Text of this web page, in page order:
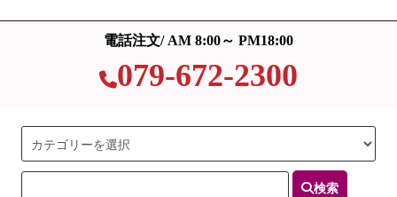
電話注文/ AM 8:00～ PM18:00
079-672-2300
検索